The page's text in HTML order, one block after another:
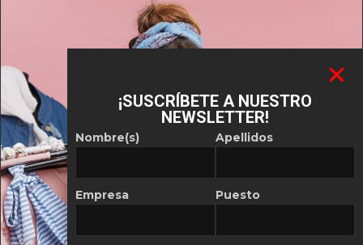
¡SUSCRÍBETE A NUESTRO
NEWSLETTER!
Nombre(s)
Empresa
Apellidos
Puesto